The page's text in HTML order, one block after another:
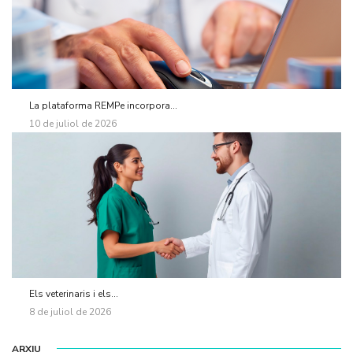
La plataforma REMPe incorpora...
10 de juliol de 2026
Els veterinaris i els...
8 de juliol de 2026
ARXIU